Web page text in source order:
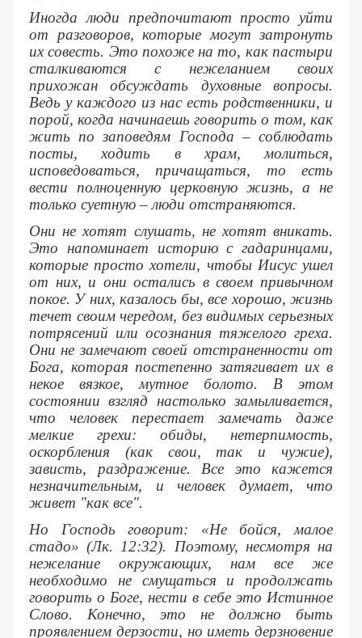
Иногда люди предпочитают просто уйти
от разговоров, которые могут затронуть
их совесть. Это похоже на то, как пастыри
сталкиваются с нежеланием своих
прихожан обсуждать духовные вопросы.
Ведь у каждого из нас есть родственники, и
порой, когда начинаешь говорить о том, как
жить по заповедям Господа – соблюдать
посты, ходить в храм, молиться,
исповедоваться, причащаться, то есть
вести полноценную церковную жизнь, а не
только суетную – люди отстраняются.
Они не хотят слушать, не хотят вникать.
Это напоминает историю с гадаринцами,
которые просто хотели, чтобы Иисус ушел
от них, и они остались в своем привычном
покое. У них, казалось бы, все хорошо, жизнь
течет своим чередом, без видимых серьезных
потрясений или осознания тяжелого греха.
Они не замечают своей отстраненности от
Бога, которая постепенно затягивает их в
некое вязкое, мутное болото. В этом
состоянии взгляд настолько замыливается,
что человек перестает замечать даже
мелкие грехи: обиды, нетерпимость,
оскорбления (как свои, так и чужие),
зависть, раздражение. Все это кажется
незначительным, и человек думает, что
живет "как все".
Но Господь говорит: «Не бойся, малое
стадо» (Лк. 12:32). Поэтому, несмотря на
нежелание окружающих, нам все же
необходимо не смущаться и продолжать
говорить о Боге, нести в себе это Истинное
Слово. Конечно, это не должно быть
проявлением дерзости, но иметь дерзновение